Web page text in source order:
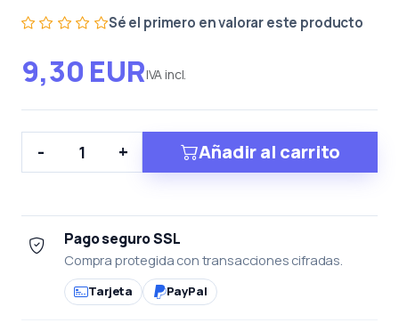
Sé el primero en valorar este producto
9,30 EURIVA incl.
- + Añadir al carrito
Pago seguro SSL
Compra protegida con transacciones cifradas.
Tarjeta PayPal